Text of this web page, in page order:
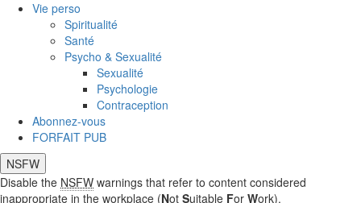
Vie perso
Spiritualité
Santé
Psycho & Sexualité
Sexualité
Psychologie
Contraception
Abonnez-vous
FORFAIT PUB
NSFW
Disable the NSFW warnings that refer to content considered
inappropriate in the workplace (Not Suitable For Work).